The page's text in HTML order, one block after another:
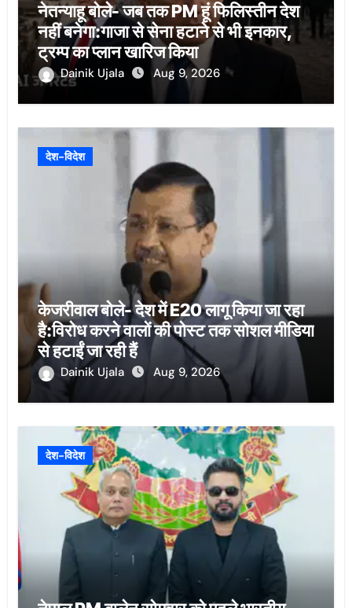
नेतन्याहू बोले- जब तक PM हूं फिलिस्तीन देश
नहीं बनेगा:गाजा से सेना हटाने से भी इनकार,
ट्रम्प का प्लान खारिज किया
Dainik Ujala Aug 9, 2026
देश-विदेश
केजरीवाल बोले- देश में E20 लागू किया जा रहा
है:विरोध करने वालों की पोस्ट तक सोशल मीडिया
से हटाईं जा रही हैं
Dainik Ujala Aug 9, 2026
देश-विदेश